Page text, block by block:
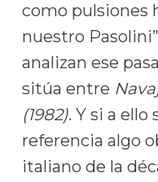
como pulsiones
nuestro
analizan ese
sitúa entre
(1982). Y si a ello
referencia algo
italiano de la